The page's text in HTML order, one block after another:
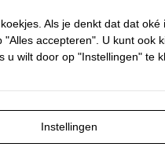
Als je denkt dat dat oké
"Alles accepteren". U kunt ook
u wilt door op "Instellingen" te
Instellingen